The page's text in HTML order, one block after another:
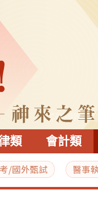
類 會計類
/國外甄試 醫事